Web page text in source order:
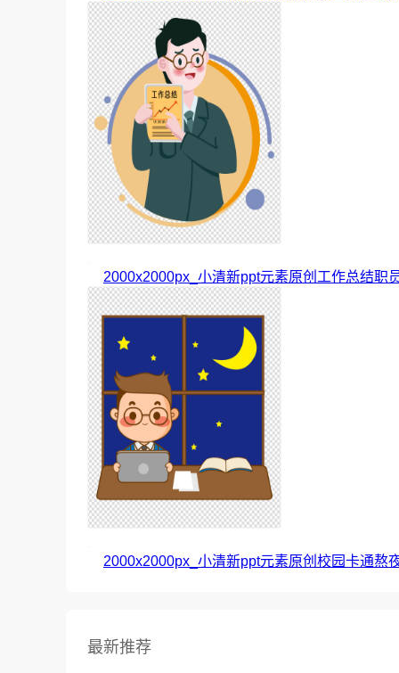
2000x2000px_小清新ppt元素原创工作总结职
2000x2000px_小清新ppt元素原创校园卡通熬
最新推荐